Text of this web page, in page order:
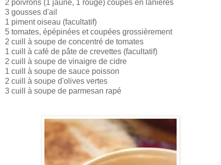
2 poivrons (1 jaune, 1 rouge) coupés en lanières
3 gousses d'ail
1 piment oiseau (facultatif)
5 tomates, épépinées et coupées grossièrement
2 cuill à soupe de concentré de tomates
1 cuill à café de pâte de crevettes (facultatif)
2 cuill à soupe de vinaigre de cidre
1 cuill à soupe de sauce poisson
2 cuill à soupe d'olives vertes
3 cuill à soupe de parmesan rapé